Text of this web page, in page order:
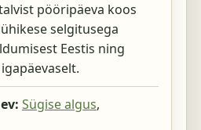
pööripäeva koos
selgitusega
Eestis ning
Sügise algus,